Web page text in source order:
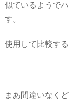
似ているようで
す。
使用して比較す
まあ間違いなく